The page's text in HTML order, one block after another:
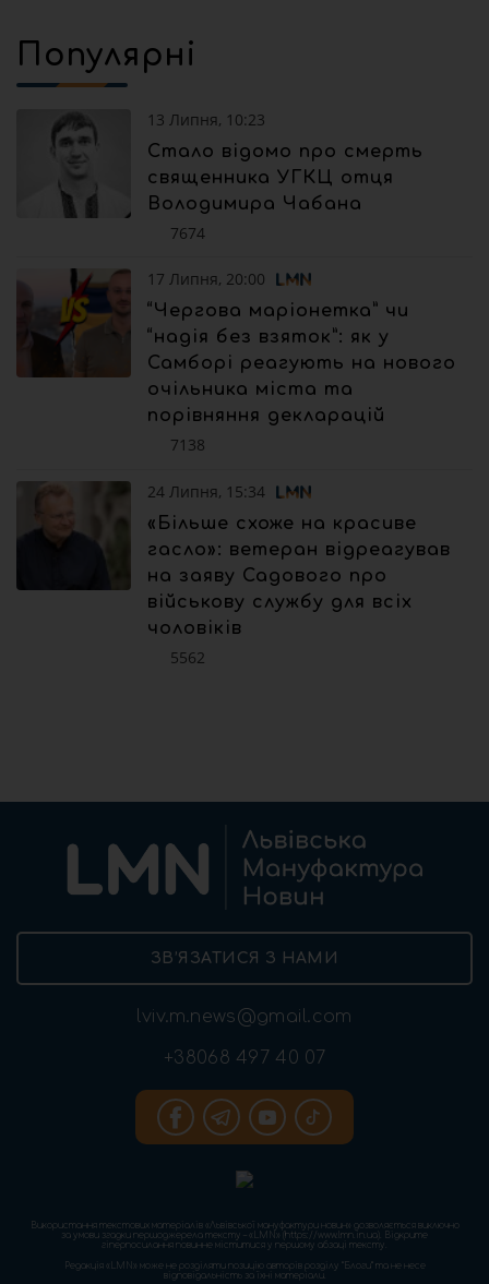
Популярні
13 Липня, 10:23
Стало відомо про смерть
священника УГКЦ отця
Володимира Чабана
7674
17 Липня, 20:00
“Чергова маріонетка” чи
“надія без взяток”: як у
Самборі реагують на нового
очільника міста та
порівняння декларацій
7138
24 Липня, 15:34
«Більше схоже на красиве
гасло»: ветеран відреагував
на заяву Садового про
військову службу для всіх
чоловіків
5562
ЗВ’ЯЗАТИСЯ З НАМИ
lviv.m.news@gmail.com
+38068 497 40 07
Використання текстових матеріалів «Львівської мануфактури новин» дозволяється виключно
за умови згадки першоджерела тексту – «LMN» (https://www.lmn.in.ua). Відкрите
гіперпосилання повинне міститися у першому абзаці тексту.
Редакція «LMN» може не розділяти позицію авторів розділу “Блоги” та не несе
відповідальність за їхні матеріали.